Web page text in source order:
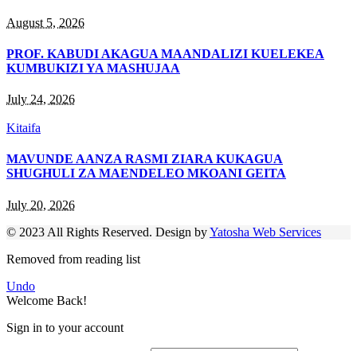
August 5, 2026
PROF. KABUDI AKAGUA MAANDALIZI KUELEKEA
KUMBUKIZI YA MASHUJAA
July 24, 2026
Kitaifa
MAVUNDE AANZA RASMI ZIARA KUKAGUA
SHUGHULI ZA MAENDELEO MKOANI GEITA
July 20, 2026
© 2023 All Rights Reserved. Design byYatosha Web Services
Removed from reading list
Undo
Welcome Back!
Sign in to your account